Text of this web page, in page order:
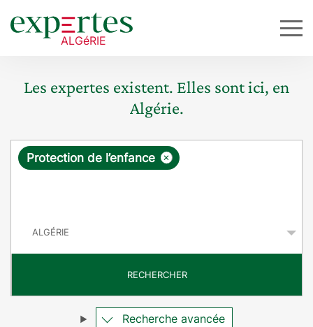
Les expertes existent. Elles sont ici, en
Algérie.
R
ê
e
×
Protection de l’enfance
RECHERCHER
Recherche avancée